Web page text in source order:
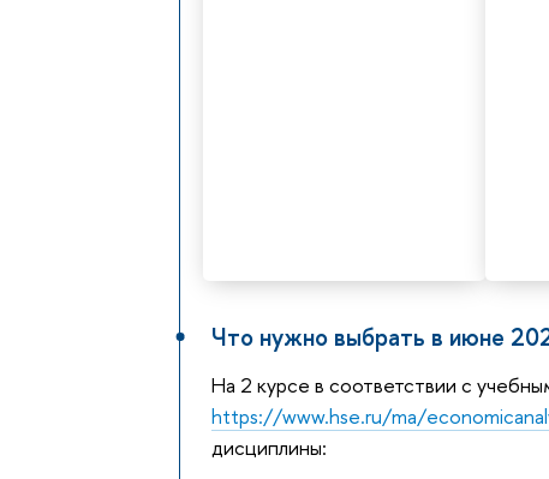
Что нужно выбрать в июне
На 2 курсе в соответствии с
https://www.hse.ru/ma/
дисциплины: